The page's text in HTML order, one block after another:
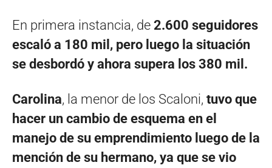
En primera instancia, de 2.600 seguidores
escaló a 180 mil, pero luego la situación
se desbordó y ahora supera los 380 mil.
Carolina, la menor de los Scaloni, tuvo que
hacer un cambio de esquema en el
manejo de su emprendimiento luego de la
mención de su hermano, ya que se vio